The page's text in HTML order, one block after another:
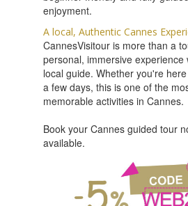
enjoyment.
A local, Authentic Cannes
CannesVisitour is more than a
personal, immersive experience
local guide. Whether you're
a few days, this is one of the
memorable activities in Cannes.
Book your Cannes guided tour
available.